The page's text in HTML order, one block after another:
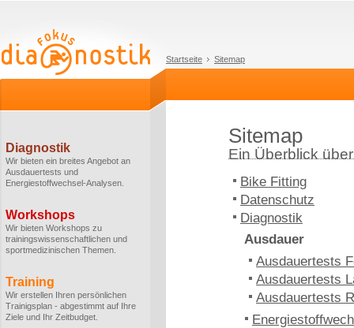
Startseite Sitemap
Diagnostik
Wir bieten ein breites Angebot an
Ausdauertests und
Energiestoffwechsel-Analysen.
Workshops
Wir bieten Workshops zu
trainingswissenschaftlichen und
sportmedizinischen Themen.
Training
Wir erstellen Ihren persönlichen
Trainigsplan - abgestimmt auf Ihre
Ziele und Ihr Zeitbudget.
Sitemap
Ein Überblick
Bike Fitting
Datenschutz
Diagnostik
Ausdauer
Ausdauertests
Ausdauertests
Ausdauertests